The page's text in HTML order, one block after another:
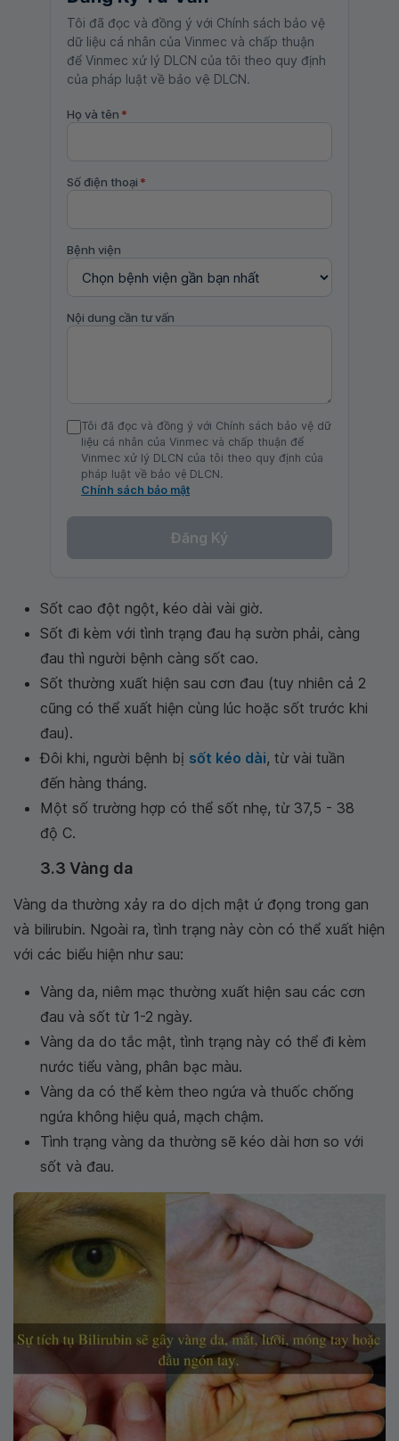
Tôi đã đọc và đồng ý với Chính sách bảo vệ
dữ liệu cá nhân của Vinmec và chấp thuận
để Vinmec xử lý DLCN của tôi theo quy định
của pháp luật về bảo vệ DLCN.
Họ và tên *
Số điện thoại *
Bệnh viện
Nội dung cần tư vấn
Tôi đã đọc và đồng ý với Chính sách bảo vệ dữ
liệu cá nhân của Vinmec và chấp thuận để
Vinmec xử lý DLCN của tôi theo quy định của
pháp luật về bảo vệ DLCN.
Chính sách bảo mật
Đăng Ký
Sốt cao đột ngột, kéo dài vài giờ.
Sốt đi kèm với tình trạng đau hạ sườn phải, càng
đau thì người bệnh càng sốt cao.
Sốt thường xuất hiện sau cơn đau (tuy nhiên cả 2
cũng có thể xuất hiện cùng lúc hoặc sốt trước khi
đau).
Đôi khi, người bệnh bị sốt kéo dài, từ vài tuần
đến hàng tháng.
Một số trường hợp có thể sốt nhẹ, từ 37,5 - 38
độ C.
3.3 Vàng da
Vàng da thường xảy ra do dịch mật ứ đọng trong gan
và bilirubin. Ngoài ra, tình trạng này còn có thể xuất hiện
với các biểu hiện như sau:
Vàng da, niêm mạc thường xuất hiện sau các cơn
đau và sốt từ 1-2 ngày.
Vàng da do tắc mật, tình trạng này có thể đi kèm
nước tiểu vàng, phân bạc màu.
Vàng da có thể kèm theo ngứa và thuốc chống
ngứa không hiệu quả, mạch chậm.
Tình trạng vàng da thường sẽ kéo dài hơn so với
sốt và đau.